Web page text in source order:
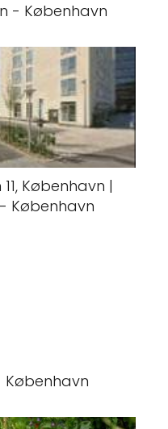
- København
København |
- København
København